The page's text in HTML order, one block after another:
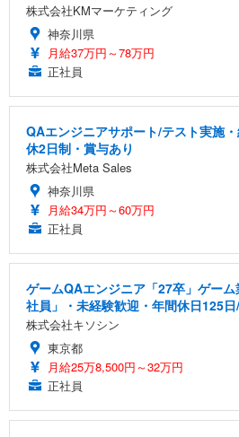
株式会社KMマーケティング
神奈川県
月給37万円～78万円
正社員
QAエンジニアサポート/テスト実施
休2日制・賞与あり
株式会社Meta Sales
神奈川県
月給34万円～60万円
正社員
ゲームQAエンジニア「27卒」ゲー
社員」・未経験歓迎・年間休日125
株式会社キソシン
東京都
月給25万8,500円～32万円
正社員